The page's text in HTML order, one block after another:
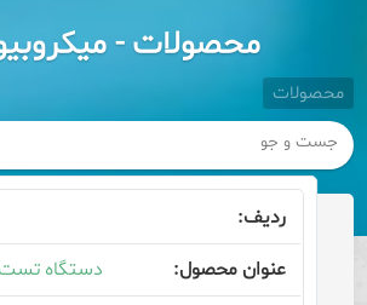
محصولات -
محصولات
دستگاه تست